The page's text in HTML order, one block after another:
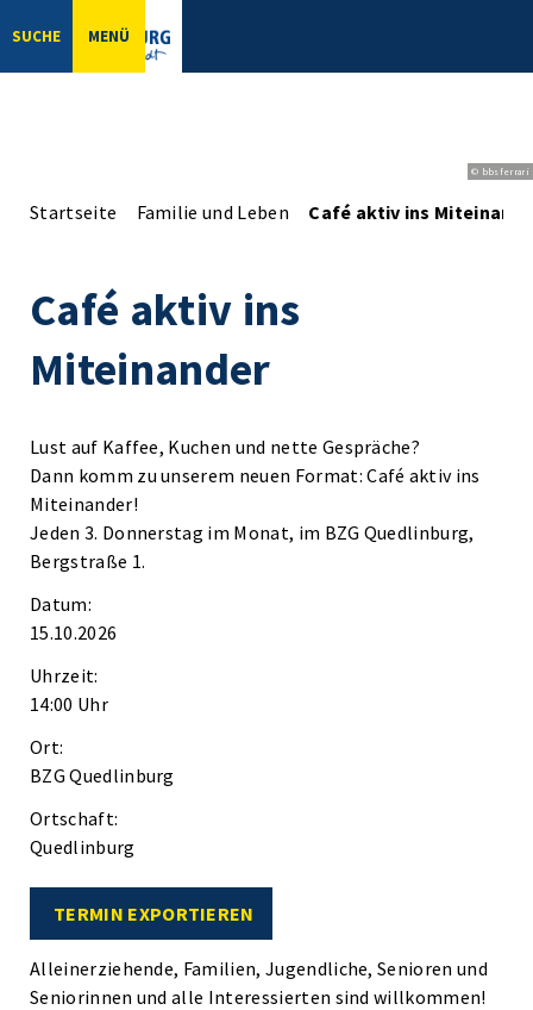
SUCHE MENÜ
© bbsferrari
Startseite Familie und Leben Café aktiv ins
Café aktiv ins
Miteinander
Lust auf Kaffee, Kuchen und nette Gespräche?
Dann komm zu unserem neuen Format: Café aktiv ins
Miteinander!
Jeden 3. Donnerstag im Monat, im BZG Quedlinburg,
Bergstraße 1.
Datum:
15.10.2026
Uhrzeit:
14:00 Uhr
Ort:
BZG Quedlinburg
Ortschaft:
Quedlinburg
TERMIN EXPORTIEREN
Alleinerziehende, Familien, Jugendliche, Senioren und
Seniorinnen und alle Interessierten sind willkommen!